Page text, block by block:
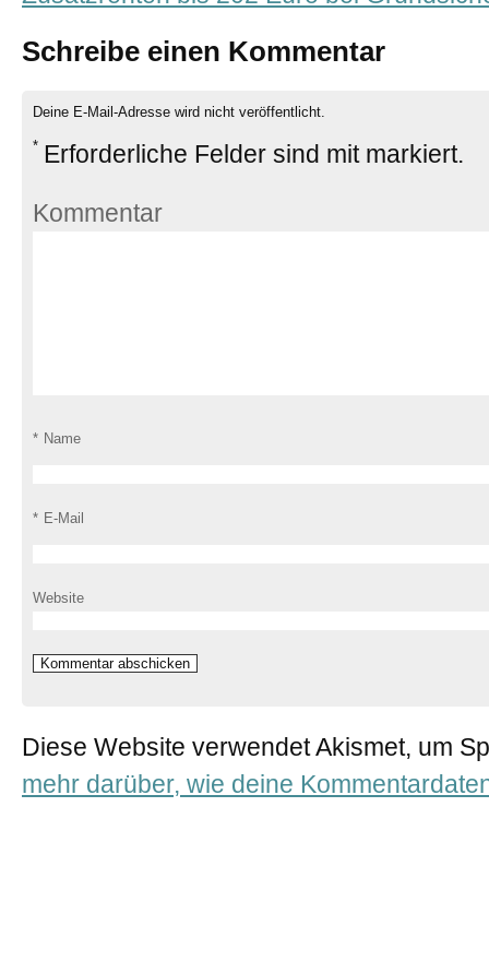
Schreibe einen Kommentar
Deine E-Mail-Adresse wird nicht veröffentlicht.
Erforderliche Felder sind mit
* markiert.
Kommentar
Name
*
E-Mail
*
Website
Diese Website verwendet Akismet, um
mehr darüber, wie deine